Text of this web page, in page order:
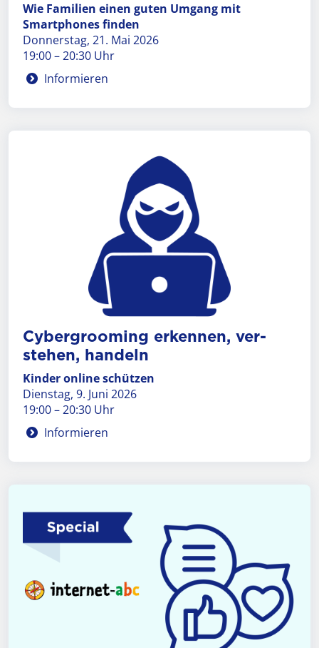
Wie Familien einen guten Umgang mit
Smartphones finden
Donnerstag, 21. Mai 2026
19:00 – 20:30 Uhr
Informieren
Cyber­grooming er­ken­nen, ver­
stehen, han­deln
Kinder online schützen
Dienstag, 9. Juni 2026
19:00 – 20:30 Uhr
Informieren